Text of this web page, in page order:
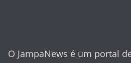
O JampaNews é um portal